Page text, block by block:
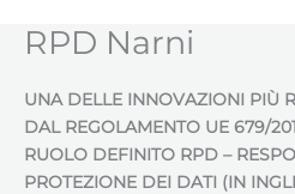
RPD Narni
UNA DELLE INNOVAZIONI PIÙ
DAL REGOLAMENTO UE 679/
RUOLO DEFINITO RPD –
PROTEZIONE DEI DATI (IN